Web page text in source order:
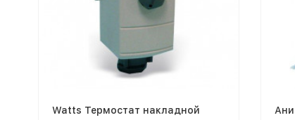
Watts Термостат накладной